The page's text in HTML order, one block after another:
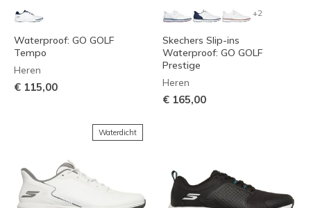
Waterproof: GO GOLF
Tempo
Heren
€ 115,00
+2
Skechers Slip-ins
Waterproof: GO GOLF
Prestige
Heren
€ 165,00
Waterdicht